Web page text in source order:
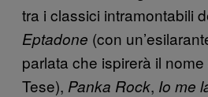
tra i classici intramontabili
Eptadone (con
parlata che ispirerà il
Tese), Panka Rock, Io me